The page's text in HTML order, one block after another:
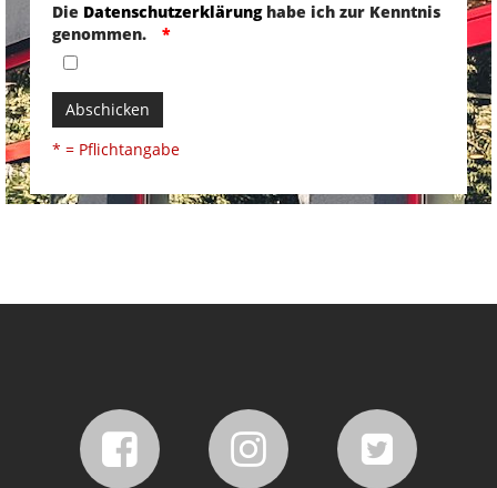
Die Datenschutzerklärunghabe ich zur Kenntnis
genommen.
Abschicken
* = Pflichtangabe